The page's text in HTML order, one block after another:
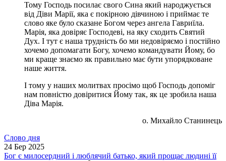
Тому Господь посилає свого Сина який народжується
від Діви Марії, яка є покірною дівчиною і приймає те
слово яке було сказане Богом через ангела Гавриїла.
Марія, яка довіряє Господеві, на яку сходить Святий
Дух. І тут є наша трудність бо ми недовіряємо і постійно
хочемо допомагати Богу, хочемо командувати Йому, бо
ми краще знаємо як правильно має бути упорядковане
наше життя.
І тому у наших молитвах просімо щоб Господь допоміг
нам повністю довіритися Йому так, як це зробила наша
Діва Марія.
о. Михайло Станинець
Слово дня
24 Бер 2025
Бог є милосердний і люблячий батько, який прощає людині її